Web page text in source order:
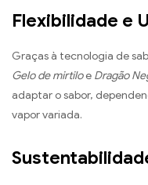
Flexibilidade e
Graças à tecnologia de
Gelo de mirtiloe Dragão
adaptar o sabor,
vapor variada.